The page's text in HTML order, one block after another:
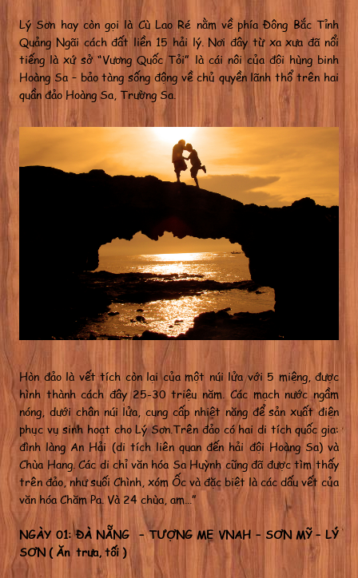
Lý Sơn hay còn gọi là Cù Lao Ré nằm về phía Đông Bắc Tỉnh
Quảng Ngãi cách đất liền 15 hải lý. Nơi đây từ xa xưa đã nổi
tiếng là xứ sở “Vương Quốc Tỏi” là cái nôi của đội hùng binh
Hoàng Sa – bảo tàng sống động về chủ quyền lãnh thổ trên hai
quần đảo Hoàng Sa, Trường Sa.
Hòn đảo là vết tích còn lại của một núi lửa với 5 miệng, được
hình thành cách đây 25-30 triệu năm. Các mạch nước ngầm
nóng, dưới chân núi lửa, cung cấp nhiệt năng để sản xuất điện
phục vụ sinh hoạt cho Lý Sơn.Trên đảo có hai di tích quốc gia:
đình làng An Hải (di tích liên quan đến hải đội Hoàng Sa) và
Chùa Hang. Các di chỉ văn hóa Sa Huỳnh cũng đã được tìm thấy
trên đảo, như suối Chình, xóm Ốc và đặc biệt là các dấu vết của
văn hóa Chăm Pa. Và 24 chùa, am…”
NGÀY 01: ĐÀ NẴNG – TƯỢNG MẸ VNAH – SƠN MỸ – LÝ
SƠN ( Ăn trưa, tối )